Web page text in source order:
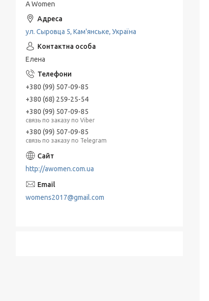
A Women
ул. Сыровца 5, Кам'янське, Україна
Елена
+380 (99) 507-09-85
+380 (68) 259-25-54
+380 (99) 507-09-85
связь по заказу по Viber
+380 (99) 507-09-85
связь по заказу по Telegram
http://awomen.com.ua
womens2017@gmail.com